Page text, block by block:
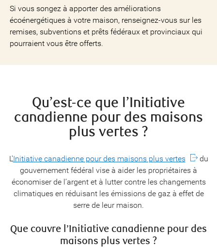
Si vous songez à apporter des améliorations
écoénergétiques à votre maison, renseignez-vous sur les
remises, subventions et prêts fédéraux et provinciaux qui
pourraient vous être offerts.
Qu’est-ce que l’Initiative
canadienne pour des maisons
plus vertes ?
L'Initiative canadienne pour des maisons plus vertes
du
gouvernement fédéral vise à aider les propriétaires à
économiser de l’argent et à lutter contre les changements
climatiques en réduisant les émissions de gaz à effet de
serre de leur maison.
Que couvre l’Initiative canadienne pour des
maisons plus vertes ?